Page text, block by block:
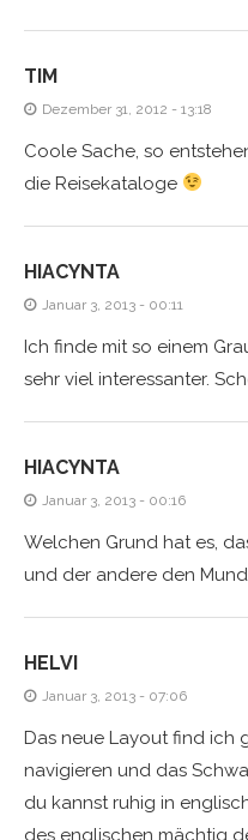
TIM
Dezember 31, 2012 - 13:18
Coole Sache, so
die Reisekataloge
HIACYNTA
Januar 3, 2013 - 00:11
Ich finde mit so einem
sehr viel interessanter.
HIACYNTA
Januar 3, 2013 - 00:16
Welchen Grund hat es,
und der andere den
HELVI
Januar 3, 2013 - 07:06
Das neue Layout find ich
navigieren und das
du kannst ruhig in
des englischen mächtig